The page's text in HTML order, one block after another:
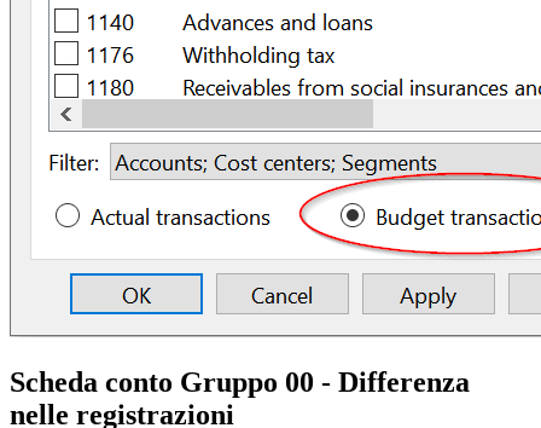
Scheda conto Gruppo 00 - Differenza
nelle registrazioni